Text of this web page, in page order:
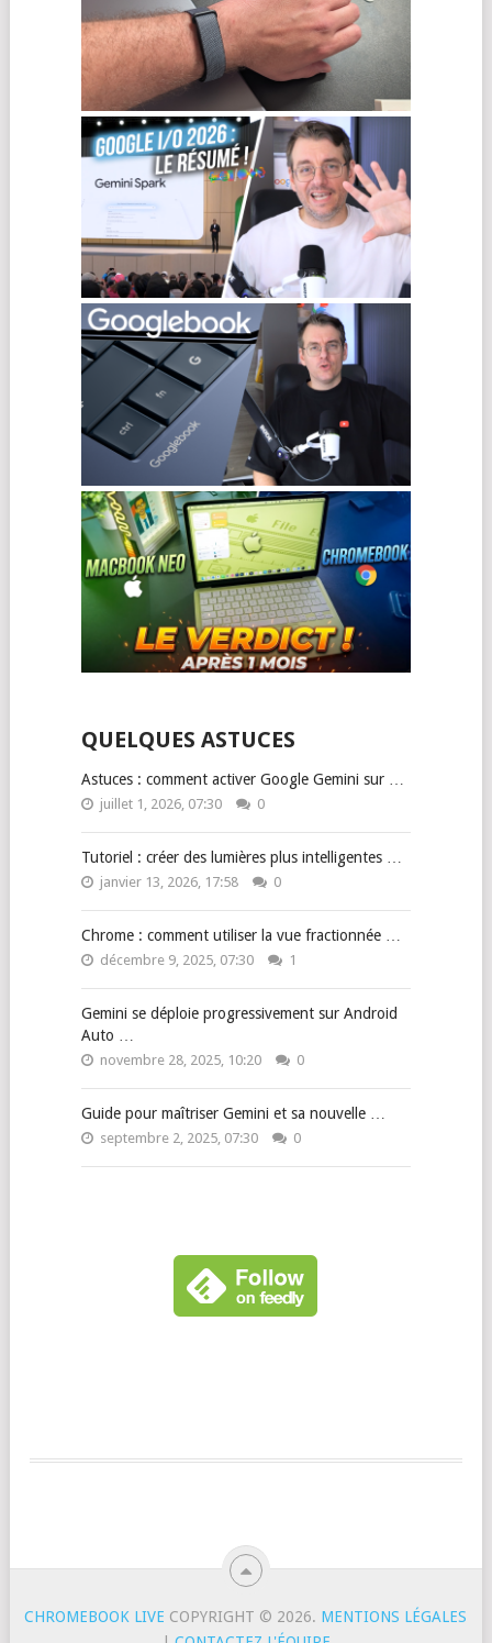
QUELQUES ASTUCES
Astuces : comment activer Google Gemini sur …
juillet 1, 2026, 07:30 0
Tutoriel : créer des lumières plus intelligentes …
janvier 13, 2026, 17:58 0
Chrome : comment utiliser la vue fractionnée …
décembre 9, 2025, 07:30 1
Gemini se déploie progressivement sur Android
Auto …
novembre 28, 2025, 10:20 0
Guide pour maîtriser Gemini et sa nouvelle …
septembre 2, 2025, 07:30 0
CHROMEBOOK LIVE COPYRIGHT © 2026. MENTIONS LÉGALES